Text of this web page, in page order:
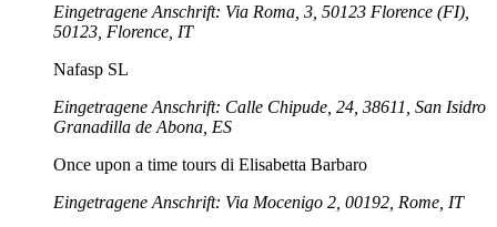
Eingetragene Anschrift: Via Roma, 3, 50123 Florence (FI),
50123, Florence, IT
Nafasp SL
Eingetragene Anschrift: Calle Chipude, 24, 38611, San Isidro
Granadilla de Abona, ES
Once upon a time tours di Elisabetta Barbaro
Eingetragene Anschrift: Via Mocenigo 2, 00192, Rome, IT